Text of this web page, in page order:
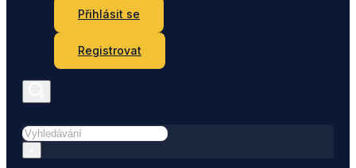
Přihlásit se
Registrovat
Hledat